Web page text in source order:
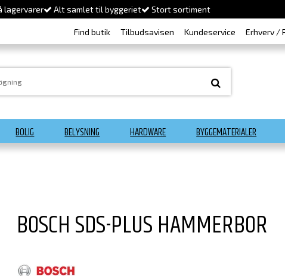
lagervarer Alt samlet til byggeriet Stort sortiment
Find butik Tilbudsavisen Kundeservice Erhverv /
BOLIG BELYSNING HARDWARE BYGGEMATERIALER
BOSCH SDS-PLUS HAMMERBOR